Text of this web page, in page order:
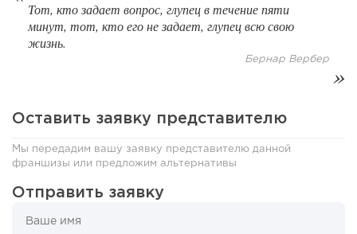
122
Тот, кто задает вопрос, глупец в течение пяти
минут, тот, кто его не задает, глупец всю свою
жизнь.
Бернар Вербер
Оставить заявку представителю
Мы передадим вашу заявку представителю данной
франшизы или предложим альтернативы
Отправить заявку